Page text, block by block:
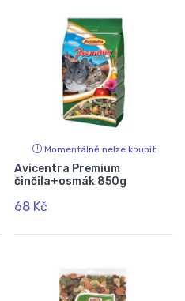
Momentálně nelze koupit
Avicentra Premium
činčila+osmák 850g
68 Kč